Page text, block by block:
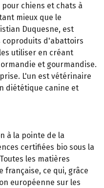
chiens et chats à
mieux que le
Duquesne, est
coproduits d'abattoirs
utiliser en créant
et gourmandise.
L'un est vétérinaire
diététique canine et
à la pointe de la
certifiées bio sous la
les matières
ce qui, grâce
européenne sur les